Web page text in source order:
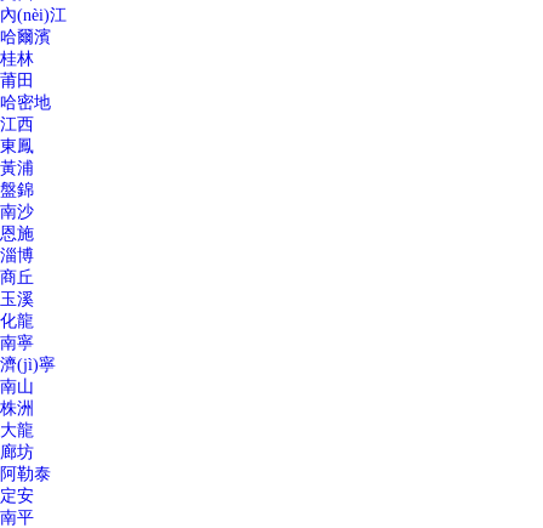
內(nèi)江
哈爾濱
桂林
莆田
哈密地
江西
東鳳
黃浦
盤錦
南沙
恩施
淄博
商丘
玉溪
化龍
南寧
濟(jì)寧
南山
株洲
大龍
廊坊
阿勒泰
定安
南平